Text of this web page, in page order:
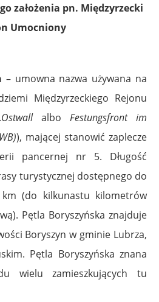
założenia pn. Międzyrzecki
Umocniony
– umowna nazwa używana na
Międzyrzeckiego Rejonu
Ostwallalbo Festungsfront im
), mającej stanowić zaplecze
pancernej nr 5. Długość
turystycznej dostępnego do
(do kilkunastu kilometrów
Pętla Boryszyńska znajduje
Boryszyn w gminie Lubrza,
Pętla Boryszyńska znana
wielu zamieszkujących tu